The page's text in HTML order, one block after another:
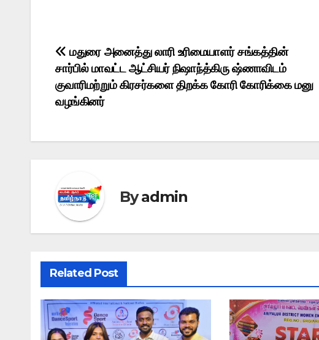
e
b
o
o
o
d
o
n
s
A
p
e
Post
navigation
மதுரை அனைத்து லாரி உரிமையாளர் சங்கத்தின்
சார்பில் மாவட்ட ஆட்சியர் நிஷாந்த்கிரு ஷ்ணாவிடம்
குவாரிமற்றும் கிரசர்களை திறக்க கோரி கோரிக்கை மனு
வழங்கினர்
Byadmin
Related Post